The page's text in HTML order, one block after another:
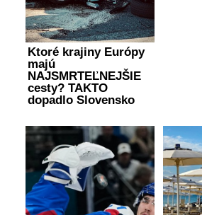
Ktoré krajiny Európy
majú
NAJSMRTEĽNEJŠIE
cesty? TAKTO
dopadlo Slovensko